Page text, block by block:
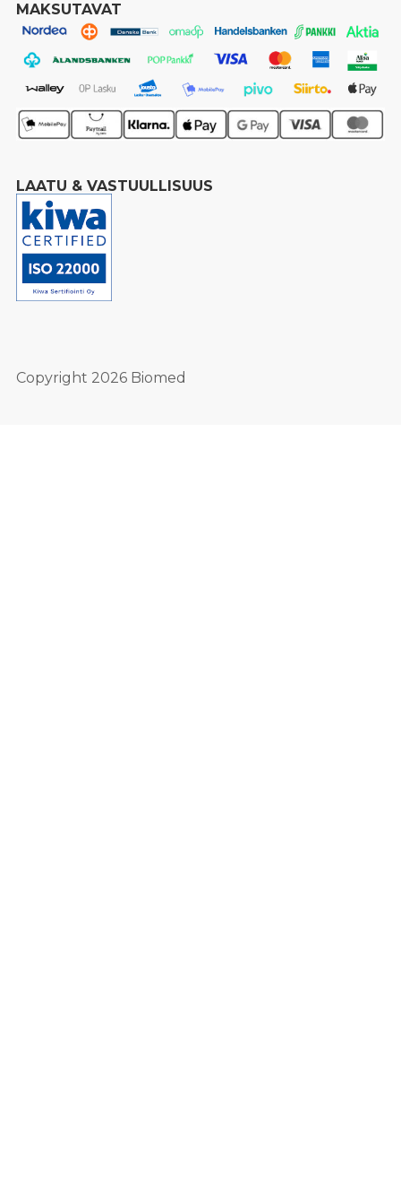
MAKSUTAVAT
LAATU & VASTUULLISUUS
Copyright 2026 Biomed